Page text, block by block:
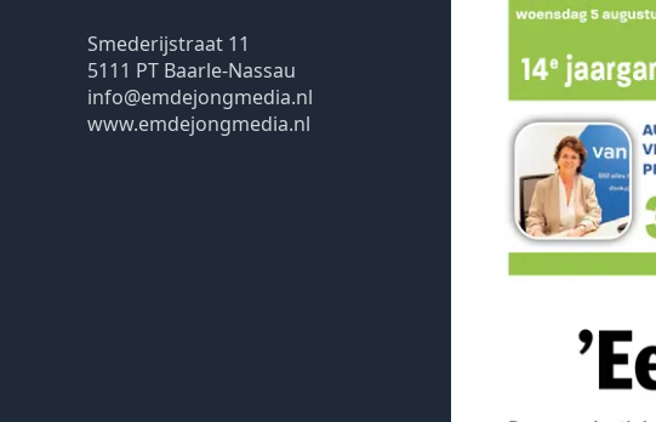
Smederijstraat 11
5111 PT Baarle-Nassau
info@emdejongmedia.nl
www.emdejongmedia.nl